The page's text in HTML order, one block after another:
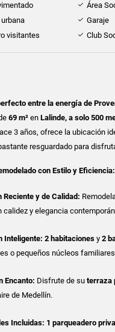
Área
Garaje
visitantes
Club
entre la energía de
69 m² enLalinde, a solo 500
3 años, ofrece la ubicación
resguardado para
con Estilo y Eficiencia:
Reciente y de Calidad:
calidez y elegancia
Inteligente: 2 habitaciones y2
o pequeños núcleos
Encanto: Disfrute de suterraza
de Medellín.
Incluidas: 1 parqueadero